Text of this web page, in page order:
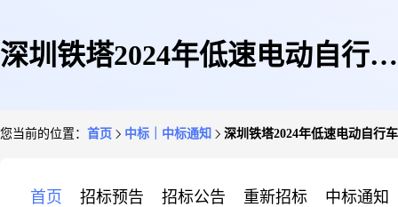
深圳铁塔2024年低速电动自行车
您当前的位置： 首页 中标｜中标通知 深圳铁塔2024年低速电动自行
首页 招标预告 招标公告 重新招标 中标通知